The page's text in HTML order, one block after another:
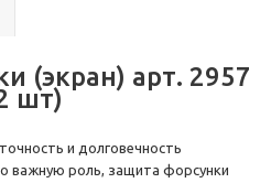
(экран) арт. 2957
шт)
и долговечность
важную роль, защита форсунки